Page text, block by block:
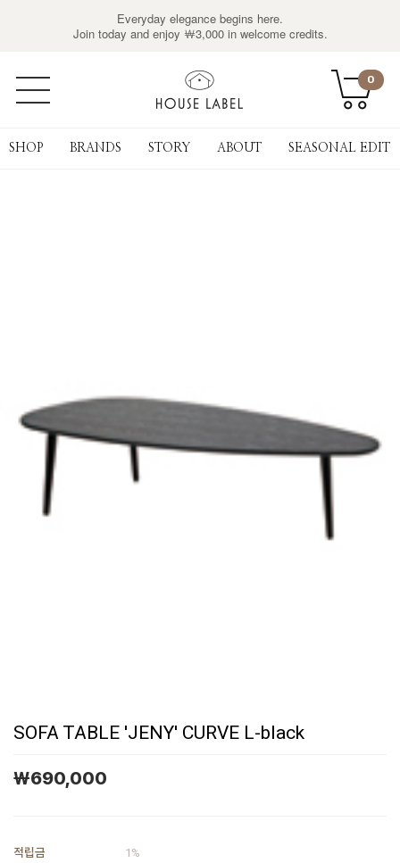
Everyday elegance begins here.
Join today and enjoy ￦3,000 in welcome credits.
0
SHOP BRANDS STORY ABOUT SEASONAL EDIT
SOFA TABLE 'JENY' CURVE L-black
￦690,000
적립금
1%